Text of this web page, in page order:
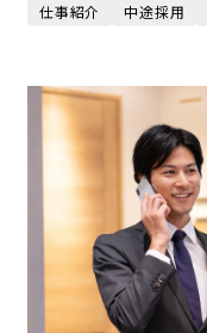
仕事紹介 中途採用